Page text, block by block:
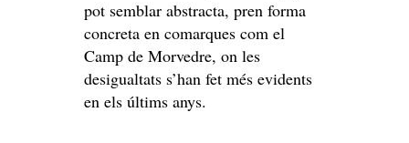
pot semblar abstracta, pren forma
concreta en comarques com el
Camp de Morvedre, on les
desigualtats s’han fet més evidents
en els últims anys.